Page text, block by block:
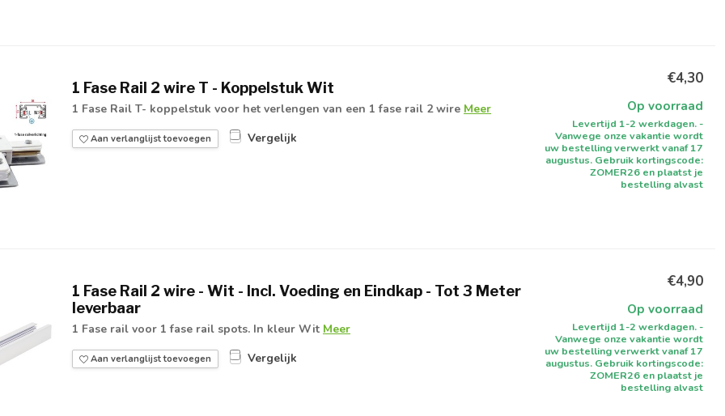
1 Fase Rail 2 wire T - Koppelstuk Wit
1 Fase Rail T- koppelstuk voor het verlengen van een 1 fase rail 2 wire Meer
Aan verlanglijst toevoegen Vergelijk
€4,30
Op voorraad
Levertijd 1-2 werkdagen. -
Vanwege onze vakantie wordt
uw bestelling verwerkt vanaf 17
augustus. Gebruik kortingscode:
ZOMER26 en plaatst je
bestelling alvast
1 Fase Rail 2 wire - Wit - Incl. Voeding en Eindkap - Tot 3 Meter
leverbaar
1 Fase rail voor 1 fase rail spots. In kleur Wit Meer
Aan verlanglijst toevoegen Vergelijk
€4,90
Op voorraad
Levertijd 1-2 werkdagen. -
Vanwege onze vakantie wordt
uw bestelling verwerkt vanaf 17
augustus. Gebruik kortingscode:
ZOMER26 en plaatst je
bestelling alvast